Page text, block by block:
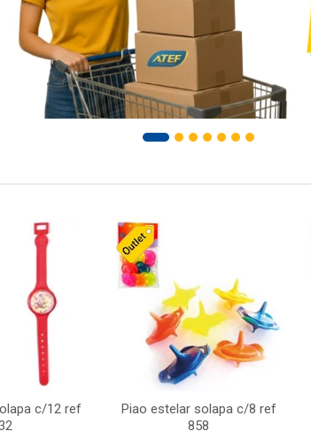
c/12 ref
Piao estelar solapa c/8 ref
858